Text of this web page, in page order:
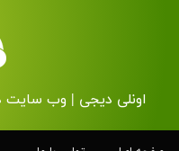
اونلی دیجی | وب سایت